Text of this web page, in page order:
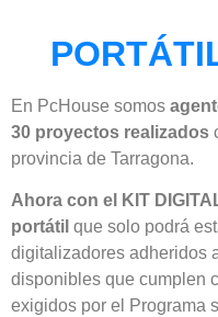
En PcHouse somos
30 proyectos realizados
provincia de Tarragona.
Ahora con el KIT
portátil que solo podrá
digitalizadores adheridos
disponibles que cumplen
exigidos por el Programa